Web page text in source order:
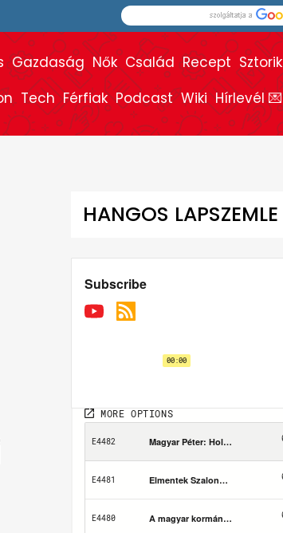
Gazdaság Nők Család Recept Sztorik
Tech Férfiak Podcast Wiki Hírlevél 💌
HANGOS LAPSZEMLE